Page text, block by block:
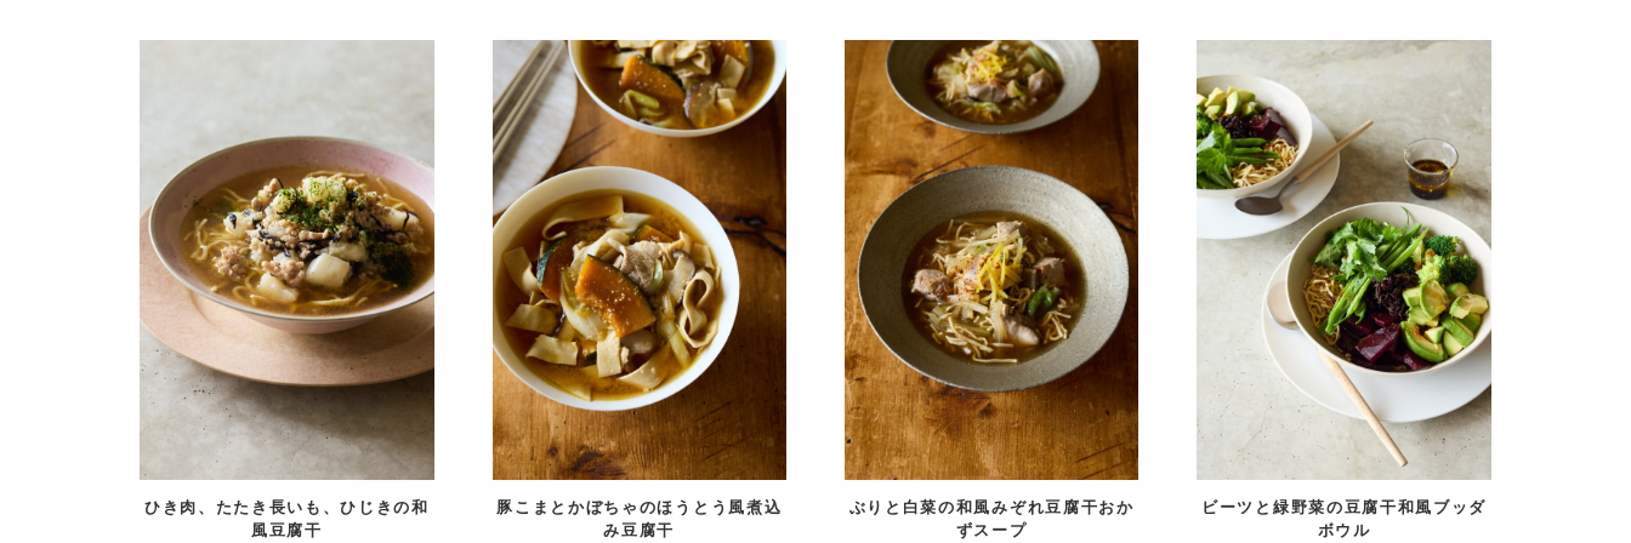
ひき肉、たたき長いも、ひじきの和
風豆腐干
豚こまとかぼちゃのほうとう風煮込
み豆腐干
ぶりと白菜の和風みぞれ豆腐干おか
ずスープ
ビーツと緑野菜の豆腐干和風ブッダ
ボウル